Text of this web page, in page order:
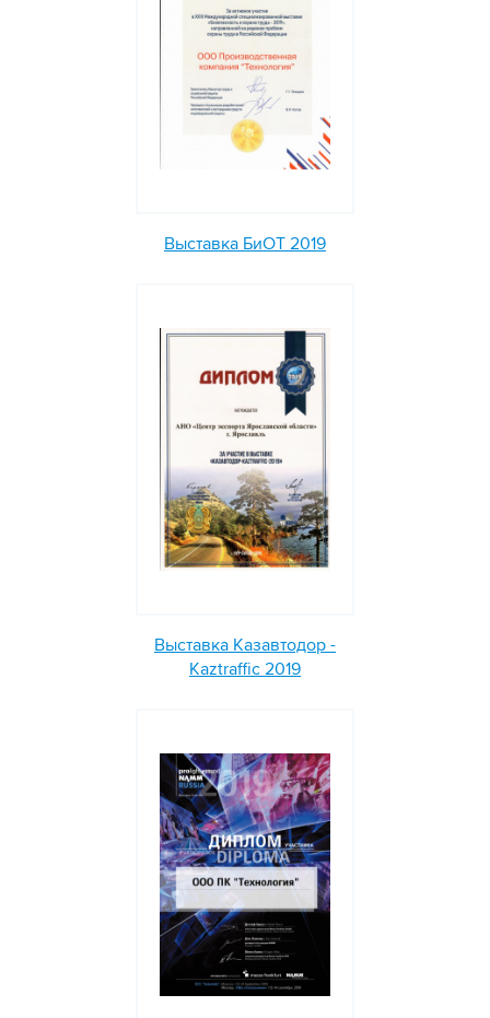
Выставка БиОТ 2019
Выставка Казавтодор -
Kaztraffic 2019